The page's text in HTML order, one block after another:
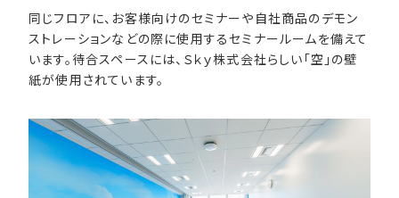
同じフロアに、お客様向けのセミナーや自社商品のデモン
ストレーションなどの際に使用するセミナールームを備えて
います。待合スペースには、Ｓｋｙ株式会社らしい「空」の壁
紙が使用されています。